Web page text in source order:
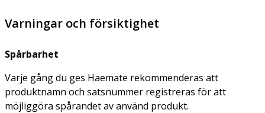
Varningar och försiktighet
Spårbarhet
Varje gång du ges Haemate rekommenderas att
produktnamn och satsnummer registreras för att
möjliggöra spårandet av använd produkt.